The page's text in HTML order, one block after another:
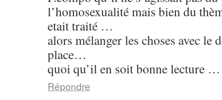
l’homosexualité mais bien du
etait traité …
alors mélanger les choses avec le
place…
quoi qu’il en soit bonne lecture …
Répondre